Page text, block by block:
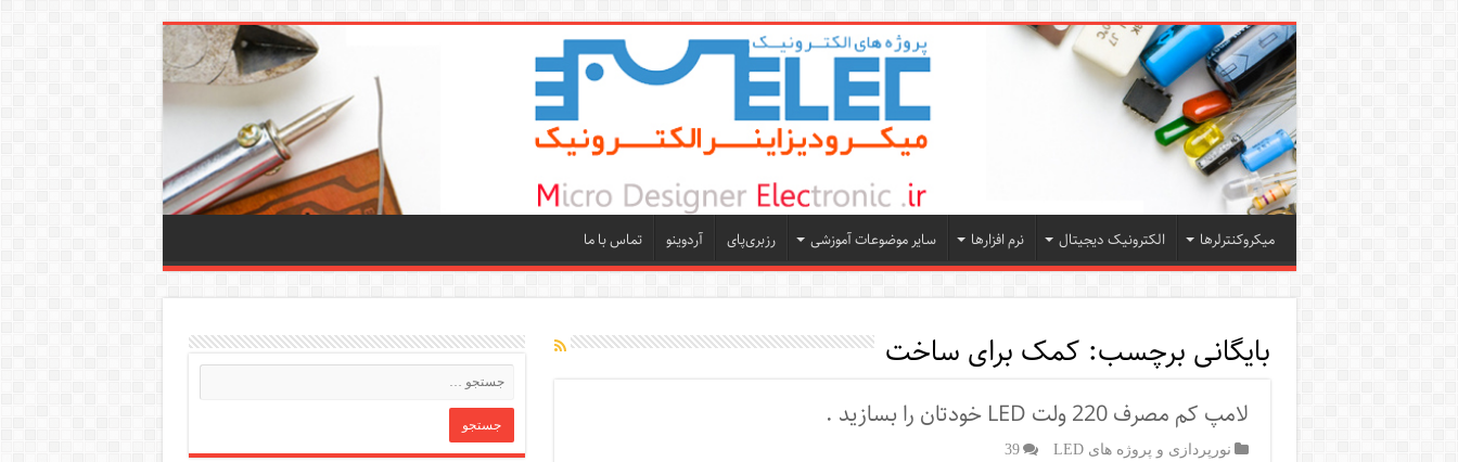
میکروکنترلرها الکترونیک دیجیتال نرم افزارها سایر موضوعات آموزشی رزبری‌پای آردوینو تماس با ما
بایگانی برچسب: کمک برای ساخت
لامپ کم مصرف 220 ولت LED خودتان را بسازید .
نورپردازی و پروژه های LED 39